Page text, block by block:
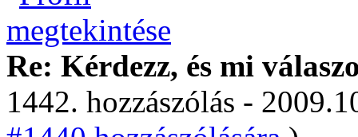
Re: Kérdezz, és mi
1442. hozzászólás -